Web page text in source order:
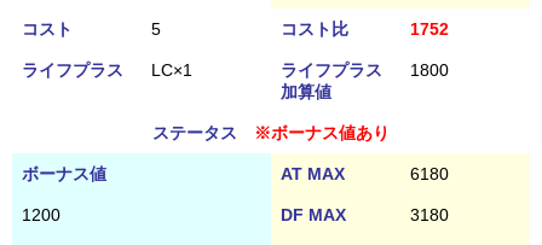
コスト 5 コスト比 1752
ライフプラス LC×1
ライフプラス
加算値
1800
ステータス ※ボーナス値あり
ボーナス値 AT MAX 6180
1200 DF MAX 3180